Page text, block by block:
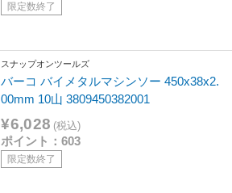
限定数終了
スナップオンツールズ
バーコ バイメタルマシンソー 450x38x2.
00mm 10山 3809450382001
¥6,028 (税込)
ポイント：603
限定数終了